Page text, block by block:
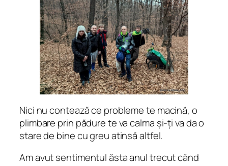
Nici nu contează ce probleme te macină, o
plimbare prin pădure te va calma și-ți va da o
stare de bine cu greu atinsă altfel.
Am avut sentimentul ăsta anul trecut când